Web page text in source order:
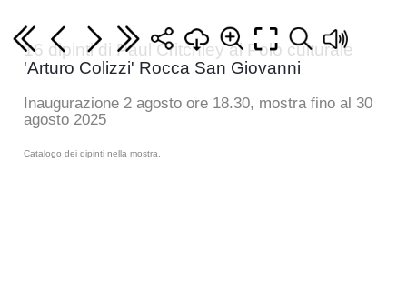
16 dipinti di Paul Critchley al Polo culturale
'Arturo Colizzi' Rocca San Giovanni
Inaugurazione 2 agosto ore 18.30, mostra fino al 30
agosto 2025
Catalogo dei dipinti nella mostra.